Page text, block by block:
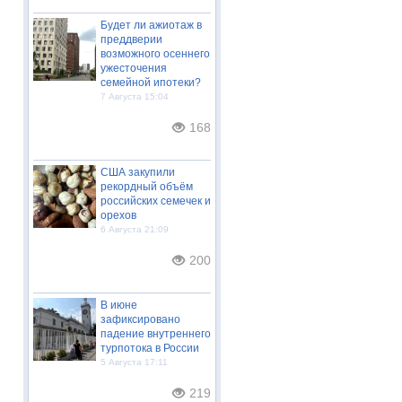
Будет ли ажиотаж в
преддверии
возможного осеннего
ужесточения
семейной ипотеки?
7 Августа 15:04
168
США закупили
рекордный объём
российских семечек и
орехов
6 Августа 21:09
200
В июне
зафиксировано
падение внутреннего
турпотока в России
5 Августа 17:11
219